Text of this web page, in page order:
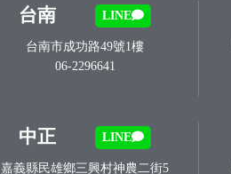
台南 LINE
台南市成功路49號1樓
06-2296641
中正 LINE
嘉義縣民雄鄉三興村神農二街5